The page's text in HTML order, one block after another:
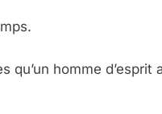
d’esprit